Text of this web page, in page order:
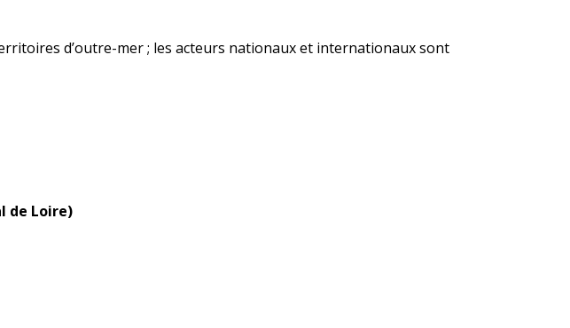
d’outre-mer ; les acteurs nationaux et internationaux sont
de Loire)